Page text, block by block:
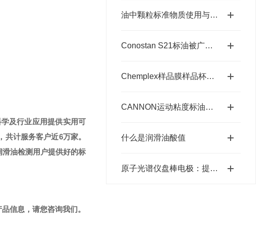
油中颗粒标准物质使用与存放要求
Conostan S21标油被广泛应用于各种分析和测试领域
Chemplex样品膜样品杯的制造工艺有哪些？
CANNON运动粘度标油存放要求详细说明
什么是润滑油酸值
原子光谱仪盘棒电极：提升光谱分析质量
及行业应用提供实用可
共计服务客户近6万家。
油检测用户提供好的标
信息，请您咨询我们。